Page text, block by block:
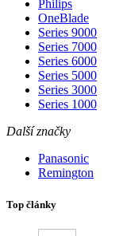
Philips
OneBlade
Series 9000
Series 7000
Series 6000
Series 5000
Series 3000
Series 1000
Další značky
Panasonic
Remington
Top články